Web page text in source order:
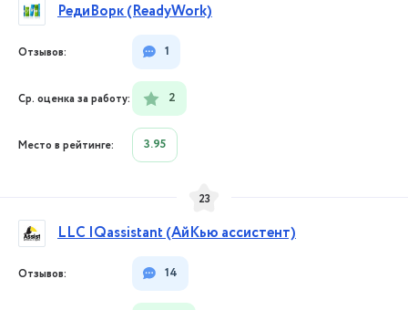
РедиВорк (ReadyWork)
1
2
3.95
23
LLC IQassistant (АйКью ассистент)
14